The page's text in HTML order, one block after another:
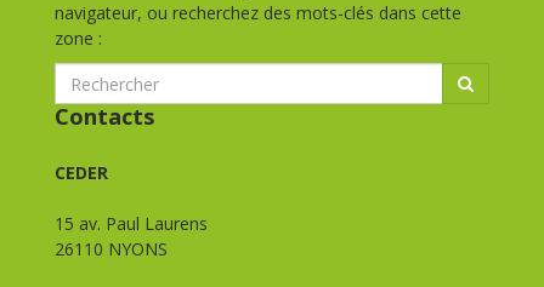
navigateur, ou recherchez des mots-clés dans cette
zone :
Contacts
CEDER
15 av. Paul Laurens
26110 NYONS